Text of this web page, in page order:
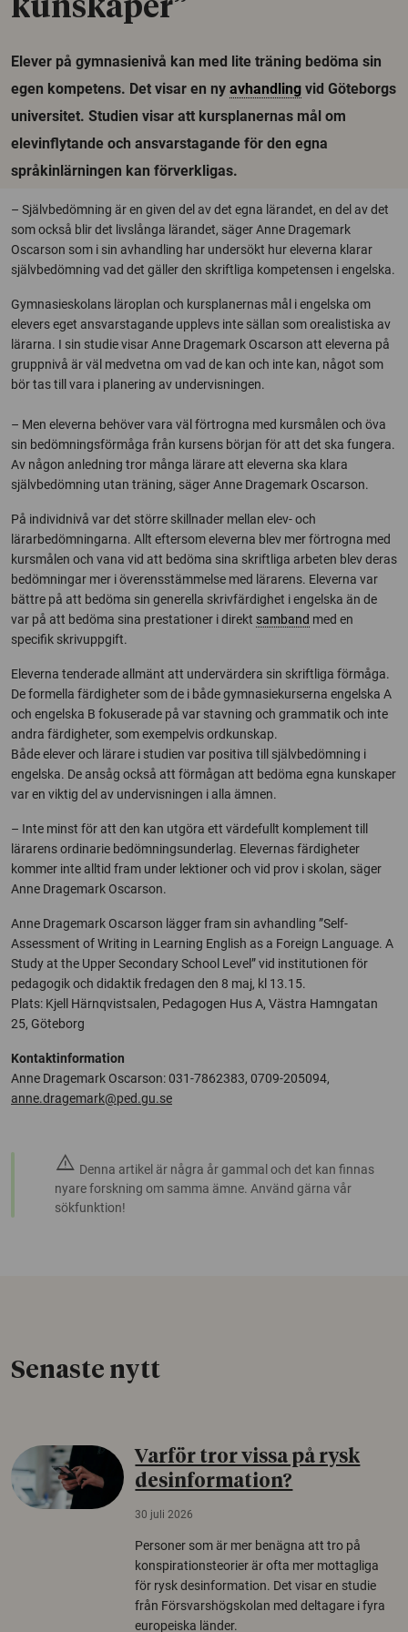
kunskaper”
Elever på gymnasienivå kan med lite träning bedöma sin
egen kompetens. Det visar en ny avhandling vid Göteborgs
universitet. Studien visar att kursplanernas mål om
elevinflytande och ansvarstagande för den egna
språkinlärningen kan förverkligas.
– Självbedömning är en given del av det egna lärandet, en del av det
som också blir det livslånga lärandet, säger Anne Dragemark
Oscarson som i sin avhandling har undersökt hur eleverna klarar
självbedömning vad det gäller den skriftliga kompetensen i engelska.
Gymnasieskolans läroplan och kursplanernas mål i engelska om
elevers eget ansvarstagande upplevs inte sällan som orealistiska av
lärarna. I sin studie visar Anne Dragemark Oscarson att eleverna på
gruppnivå är väl medvetna om vad de kan och inte kan, något som
bör tas till vara i planering av undervisningen.
– Men eleverna behöver vara väl förtrogna med kursmålen och öva
sin bedömningsförmåga från kursens början för att det ska fungera.
Av någon anledning tror många lärare att eleverna ska klara
självbedömning utan träning, säger Anne Dragemark Oscarson.
På individnivå var det större skillnader mellan elev- och
lärarbedömningarna. Allt eftersom eleverna blev mer förtrogna med
kursmålen och vana vid att bedöma sina skriftliga arbeten blev deras
bedömningar mer i överensstämmelse med lärarens. Eleverna var
bättre på att bedöma sin generella skrivfärdighet i engelska än de
var på att bedöma sina prestationer i direkt samband med en
specifik skrivuppgift.
Eleverna tenderade allmänt att undervärdera sin skriftliga förmåga.
De formella färdigheter som de i både gymnasiekurserna engelska A
och engelska B fokuserade på var stavning och grammatik och inte
andra färdigheter, som exempelvis ordkunskap.
Både elever och lärare i studien var positiva till självbedömning i
engelska. De ansåg också att förmågan att bedöma egna kunskaper
var en viktig del av undervisningen i alla ämnen.
– Inte minst för att den kan utgöra ett värdefullt komplement till
lärarens ordinarie bedömningsunderlag. Elevernas färdigheter
kommer inte alltid fram under lektioner och vid prov i skolan, säger
Anne Dragemark Oscarson.
Anne Dragemark Oscarson lägger fram sin avhandling ”Self-
Assessment of Writing in Learning English as a Foreign Language. A
Study at the Upper Secondary School Level” vid institutionen för
pedagogik och didaktik fredagen den 8 maj, kl 13.15.
Plats: Kjell Härnqvistsalen, Pedagogen Hus A, Västra Hamngatan
25, Göteborg
Kontaktinformation
Anne Dragemark Oscarson: 031-7862383, 0709-205094,
anne.dragemark@ped.gu.se
warning Denna artikel är några år gammal och det kan finnas
nyare forskning om samma ämne. Använd gärna vår
sökfunktion!
Senaste nytt
Varför tror vissa på rysk
desinformation?
30 juli 2026
Personer som är mer benägna att tro på
konspirationsteorier är ofta mer mottagliga
för rysk desinformation. Det visar en studie
från Försvarshögskolan med deltagare i fyra
europeiska länder.